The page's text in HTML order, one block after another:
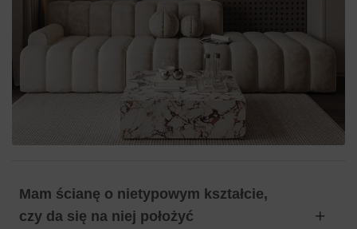
Mam ścianę o nietypowym kształcie,
czy da się na niej położyć